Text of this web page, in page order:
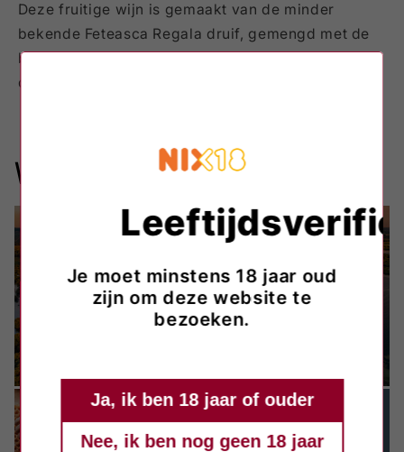
Deze fruitige wijn is gemaakt van de minder
bekende Feteasca Regala druif, gemengd met de
bekende Traminer. Dit maakt de wijn uniek. Voor
deze prijs is hij nergens anders mee te vergelijken.
Vinaria Din Vale
Je moet minstens 18 jaar oud
zijn om deze website te
bezoeken.
Ja, ik ben 18 jaar of ouder
Nee, ik ben nog geen 18 jaar